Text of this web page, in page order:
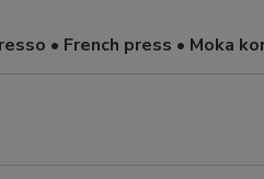
• French press • Moka